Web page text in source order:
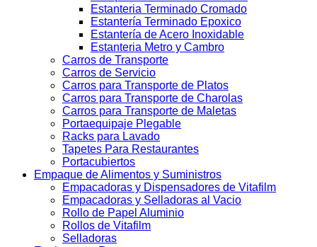
Estanteria Terminado Cromado
Estantería Terminado Epoxico
Estantería de Acero Inoxidable
Estanteria Metro y Cambro
Carros de Transporte
Carros de Servicio
Carros para Transporte de Platos
Carros para Transporte de Charolas
Carros para Transporte de Maletas
Portaequipaje Plegable
Racks para Lavado
Tapetes Para Restaurantes
Portacubiertos
Empaque de Alimentos y Suministros
Empacadoras y Dispensadores de Vitafilm
Empacadoras y Selladoras al Vacio
Rollo de Papel Aluminio
Rollos de Vitafilm
Selladoras